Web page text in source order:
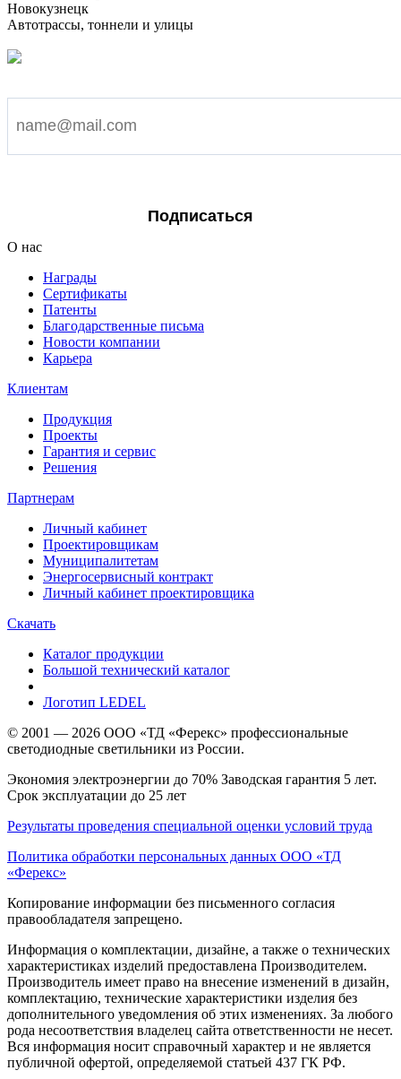
Новокузнецк
Автотрассы, тоннели и улицы
Подписаться
О нас
Награды
Сертификаты
Патенты
Благодарственные письма
Новости компании
Карьера
Клиентам
Продукция
Проекты
Гарантия и сервис
Решения
Партнерам
Личный кабинет
Проектировщикам
Муниципалитетам
Энергосервисный контракт
Личный кабинет проектировщика
Скачать
Каталог продукции
Большой технический каталог
Логотип LEDEL
© 2001 — 2026 ООО «ТД «Ферекс» профессиональные
светодиодные светильники из России.
Экономия электроэнергии до 70% Заводская гарантия 5 лет.
Срок эксплуатации до 25 лет
Результаты проведения специальной оценки условий труда
Политика обработки персональных данных ООО «ТД
«Ферекс»
Копирование информации без письменного согласия
правообладателя запрещено.
Информация о комплектации, дизайне, а также о технических
характеристиках изделий предоставлена Производителем.
Производитель имеет право на внесение изменений в дизайн,
комплектацию, технические характеристики изделия без
дополнительного уведомления об этих изменениях. За любого
рода несоответствия владелец сайта ответственности не несет.
Вся информация носит справочный характер и не является
публичной офертой, определяемой статьей 437 ГК РФ.